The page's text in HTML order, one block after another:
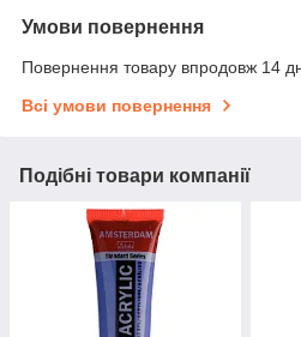
Умови повернення
Повернення товару впродовж 14
Всі умови повернення
Подібні товари компанії